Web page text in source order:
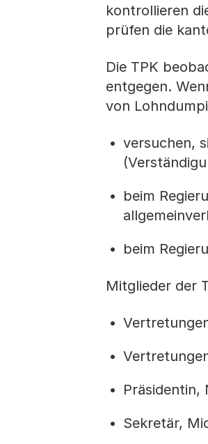
kontrollieren
prüfen die
Die TPK
entgegen.
von
versuchen,
beim
beim
Mitglieder der
Sekretär,